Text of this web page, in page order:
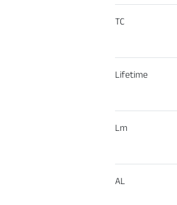
TC
Lifetime
Lm
AL